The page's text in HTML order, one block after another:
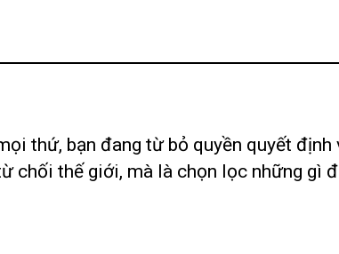
thứ, bạn đang từ bỏ quyền quyết định
chối thế giới, mà là chọn lọc những gì